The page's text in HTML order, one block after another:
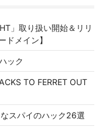
」取り扱い開始＆リリ
ドメイン】
ック
TO FERRET OUT
スパイのハック26選